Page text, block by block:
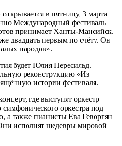
в пятницу, 3 марта,
Международный фестиваль
принимает Ханты-Мансийск.
двадцать первым по счёту. Он
народов».
будет Юлия Пересильд.
реконструкцию «Из
истории фестиваля.
где выступят оркестр
оркестра под
а также пианисты Ева Геворгян
исполнят шедевры мировой